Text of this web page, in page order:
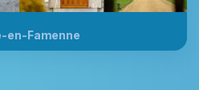
en-Famenne